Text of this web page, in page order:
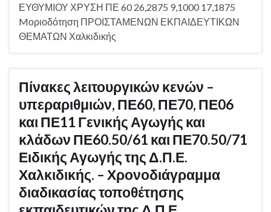
ΕΥΘΥΜΙΟΥ ΧΡΥΣΗ ΠΕ 60 26,2875 9,1000 17,1875
Mοριοδότηση ΠΡΟΙΣΤΑΜΕΝΩΝ ΕΚΠΑΙΔΕΥΤΙΚΩΝ
ΘΕΜΑΤΩΝ Χαλκιδικής
Πίνακες λειτουργικών κενών –
υπεραριθμιών, ΠΕ60, ΠΕ70, ΠΕ06
και ΠΕ11 Γενικής Αγωγής και
κλάδων ΠΕ60.50/61 και ΠΕ70.50/71
Ειδικής Αγωγής της Δ.Π.Ε.
Χαλκιδικής. – Χρονοδιάγραμμα
διαδικασίας τοποθέτησης